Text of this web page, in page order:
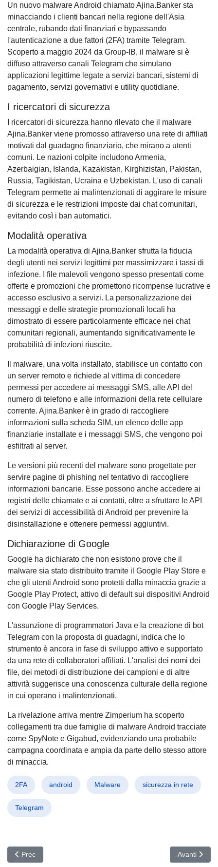
Un nuovo malware Android chiamato Ajina.Banker sta
minacciando i clienti bancari nella regione dell'Asia
centrale, rubando dati finanziari e bypassando
l'autenticazione a due fattori (2FA) tramite Telegram.
Scoperto a maggio 2024 da Group-IB, il malware si è
diffuso attraverso canali Telegram che simulano
applicazioni legittime legate a servizi bancari, sistemi di
pagamento, servizi governativi e utility quotidiane.
I ricercatori di sicurezza
I ricercatori di sicurezza hanno rilevato che il malware
Ajina.Banker viene promosso attraverso una rete di affiliati
motivati dal guadagno finanziario, che mirano a utenti
comuni. Le nazioni colpite includono Armenia,
Azerbaigian, Islanda, Kazakistan, Kirghizistan, Pakistan,
Russia, Tagikistan, Ucraina e Uzbekistan. L'uso di canali
Telegram permette ai malintenzionati di aggirare le misure
di sicurezza e le restrizioni imposte dai chat comunitari,
evitando così i ban automatici.
Modalità operativa
La modalità operativa di Ajina.Banker sfrutta la fiducia
degli utenti nei servizi legittimi per massimizzare i tassi di
infezione. I file malevoli vengono spesso presentati come
offerte e promozioni che promettono ricompense lucrative e
accesso esclusivo a servizi. La personalizzazione dei
messaggi e delle strategie promozionali locali ha
dimostrato di essere particolarmente efficace nei chat
comunitari regionali, aumentando significativamente le
probabilità di infezioni riuscite.
Il malware, una volta installato, stabilisce un contatto con
un server remoto e richiede al vittima di concedere
permessi per accedere ai messaggi SMS, alle API del
numero di telefono e alle informazioni della rete cellulare
corrente. Ajina.Banker è in grado di raccogliere
informazioni sulla scheda SIM, un elenco delle app
finanziarie installate e i messaggi SMS, che vengono poi
esfiltrati al server.
Le versioni più recenti del malware sono progettate per
servire pagine di phishing nel tentativo di raccogliere
informazioni bancarie. Esse possono anche accedere ai
registri delle chiamate e ai contatti, oltre a sfruttare le API
dei servizi di accessibilità di Android per prevenire la
disinstallazione e ottenere permessi aggiuntivi.
Dichiarazione di Google
Google ha dichiarato che non esistono prove che il
malware sia stato distribuito tramite il Google Play Store e
che gli utenti Android sono protetti dalla minaccia grazie a
Google Play Protect, attivo di default sui dispositivi Android
con Google Play Services.
L'assunzione di programmatori Java e la creazione di bot
Telegram con la proposta di guadagni, indica che lo
strumento è ancora in fase di sviluppo attivo e supportato
da una rete di collaboratori affiliati. L'analisi dei nomi dei
file, dei metodi di distribuzione dei campioni e di altre
attività suggerisce una conoscenza culturale della regione
in cui operano i malintenzionati.
La rivelazione arriva mentre Zimperium ha scoperto
collegamenti tra due famiglie di malware Android tracciate
come SpyNote e Gigabud, evidenziando una probabile
campagna coordinata e ampia da parte dello stesso attore
di minaccia.
2FA android Malware sicurezza in rete
Telegram
Articolo precedente: Allarme Microsoft: INC Ransomware Attacca
Prec Articolo
Avanti